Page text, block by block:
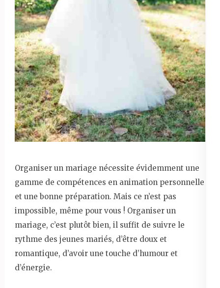
Organiser un mariage nécessite évidemment une
gamme de compétences en animation personnelle
et une bonne préparation. Mais ce n’est pas
impossible, même pour vous ! Organiser un
mariage, c’est plutôt bien, il suffit de suivre le
rythme des jeunes mariés, d’être doux et
romantique, d’avoir une touche d’humour et
d’énergie.